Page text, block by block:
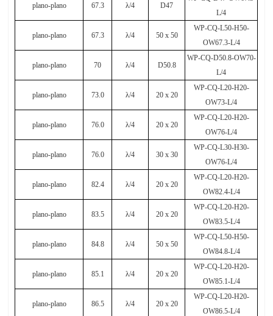
plano-plano 67.3 λ/4 D47
L/4
plano-plano 67.3 λ/4 50 х50
WP-CQ-L50-H50-
OW67.3-L/4
plano-plano 70 λ/4 D50.8
WP-CQ-D50.8-OW70-
L/4
plano-plano 73.0 λ/4 20 x 20
WP-CQ-L20-H20-
OW73-L/4
plano-plano 76.0 λ/4 20 x 20
WP-CQ-L20-H20-
OW76-L/4
plano-plano 76.0 λ/4 30 x 30
WP-CQ-L30-H30-
OW76-L/4
plano-plano 82.4 λ/4 20 x 20
WP-CQ-L20-H20-
OW82.4-L/4
plano-plano 83.5 λ/4 20 x 20
WP-CQ-L20-H20-
OW83.5-L/4
plano-plano 84.8 λ/4 50 x 50
WP-CQ-L50-H50-
OW84.8-L/4
plano-plano 85.1 λ/4 20 x 20
WP-CQ-L20-H20-
OW85.1-L/4
plano-plano 86.5 λ/4 20 x 20
WP-CQ-L20-H20-
OW86.5-L/4